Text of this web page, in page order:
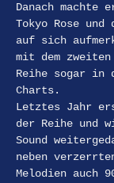
Danach machte
Tokyo Rose und
auf sich
mit dem
Reihe sogar in
Charts.
Letztes Jahr
der Reihe und
Sound
neben
Melodien auch